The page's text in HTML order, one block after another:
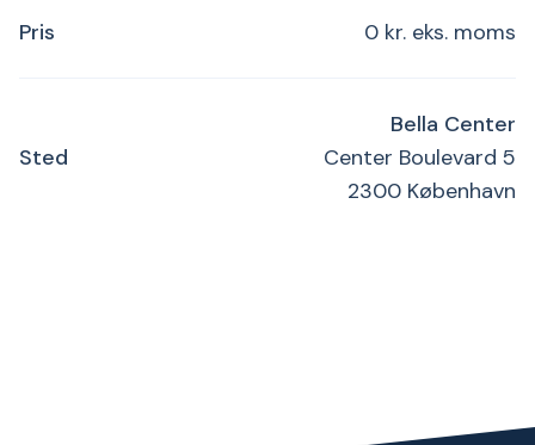
Pris 0 kr. eks. moms
Sted
Bella Center
Center Boulevard 5
2300 København